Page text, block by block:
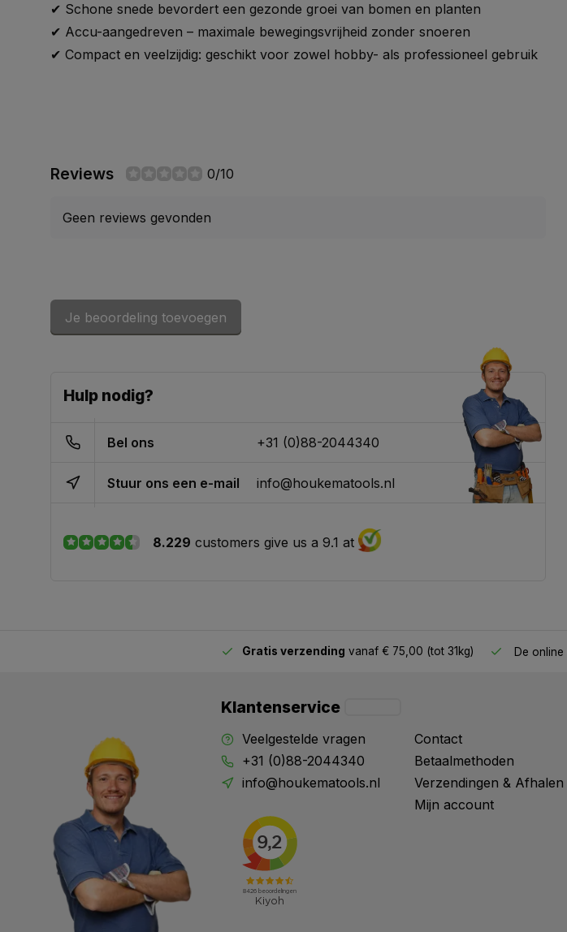
✔ Schone snede bevordert een gezonde groei van bomen en planten
✔ Accu-aangedreven – maximale bewegingsvrijheid zonder snoeren
✔ Compact en veelzijdig: geschikt voor zowel hobby- als professioneel gebruik
Reviews 0/10
Geen reviews gevonden
Je beoordeling toevoegen
Hulp nodig?
Bel ons +31 (0)88-2044340
Stuur ons een e-mail info@houkematools.nl
8.229 customers give us a 9.1 at
Gratis verzending vanaf € 75,00 (tot 31kg) De online
Klantenservice
Veelgestelde vragen
+31 (0)88-2044340
info@houkematools.nl
Contact
Betaalmethoden
Verzendingen & Afhalen
Mijn account